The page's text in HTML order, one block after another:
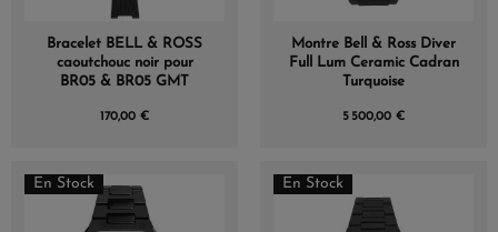
Bracelet BELL & ROSS
caoutchouc noir pour
BR05 & BR05 GMT
170,00 €
Montre Bell & Ross Diver
Full Lum Ceramic Cadran
Turquoise
5 500,00 €
En Stock En Stock